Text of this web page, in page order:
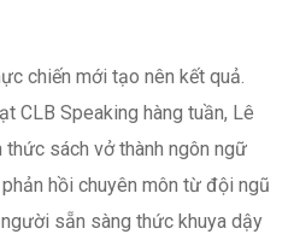
chiến mới tạo nên kết quả.
CLB Speaking hàng tuần, Lê
sách vở thành ngôn ngữ
hồi chuyên môn từ đội ngũ
sẵn sàng thức khuya dậy